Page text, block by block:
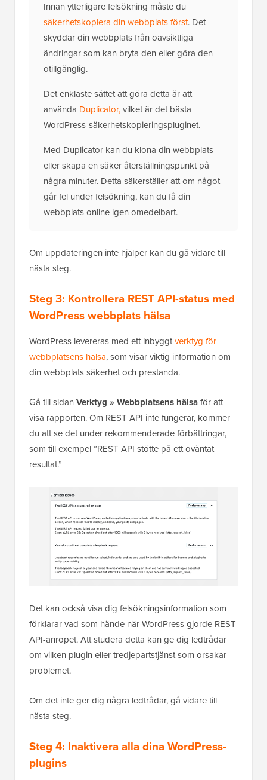
Innan ytterligare felsökning måste du
säkerhetskopiera din webbplats först. Det
skyddar din webbplats från oavsiktliga
ändringar som kan bryta den eller göra den
otillgänglig.
Det enklaste sättet att göra detta är att
använda Duplicator,vilket är det bästa
WordPress-säkerhetskopieringspluginet.
Med Duplicator kan du klona din webbplats
eller skapa en säker återställningspunkt på
några minuter. Detta säkerställer att om något
går fel under felsökning, kan du få din
webbplats online igen omedelbart.
Om uppdateringen inte hjälper kan du gå vidare till
nästa steg.
Steg 3: Kontrollera REST API-status med
WordPress webbplats hälsa
WordPress levereras med ett inbyggtverktyg för
webbplatsens hälsa, som visar viktig information om
din webbplats säkerhet och prestanda.
Gå till sidan Verktyg » Webbplatsens hälsaför att
visa rapporten. Om REST API inte fungerar, kommer
du att se det under rekommenderade förbättringar,
som till exempel ”REST API stötte på ett oväntat
resultat.”
Det kan också visa dig felsökningsinformation som
förklarar vad som hände när WordPress gjorde REST
API-anropet. Att studera detta kan ge dig ledtrådar
om vilken plugin eller tredjepartstjänst som orsakar
problemet.
Om det inte ger dig några ledtrådar, gå vidare till
nästa steg.
Steg 4: Inaktivera alla dina WordPress-
plugins